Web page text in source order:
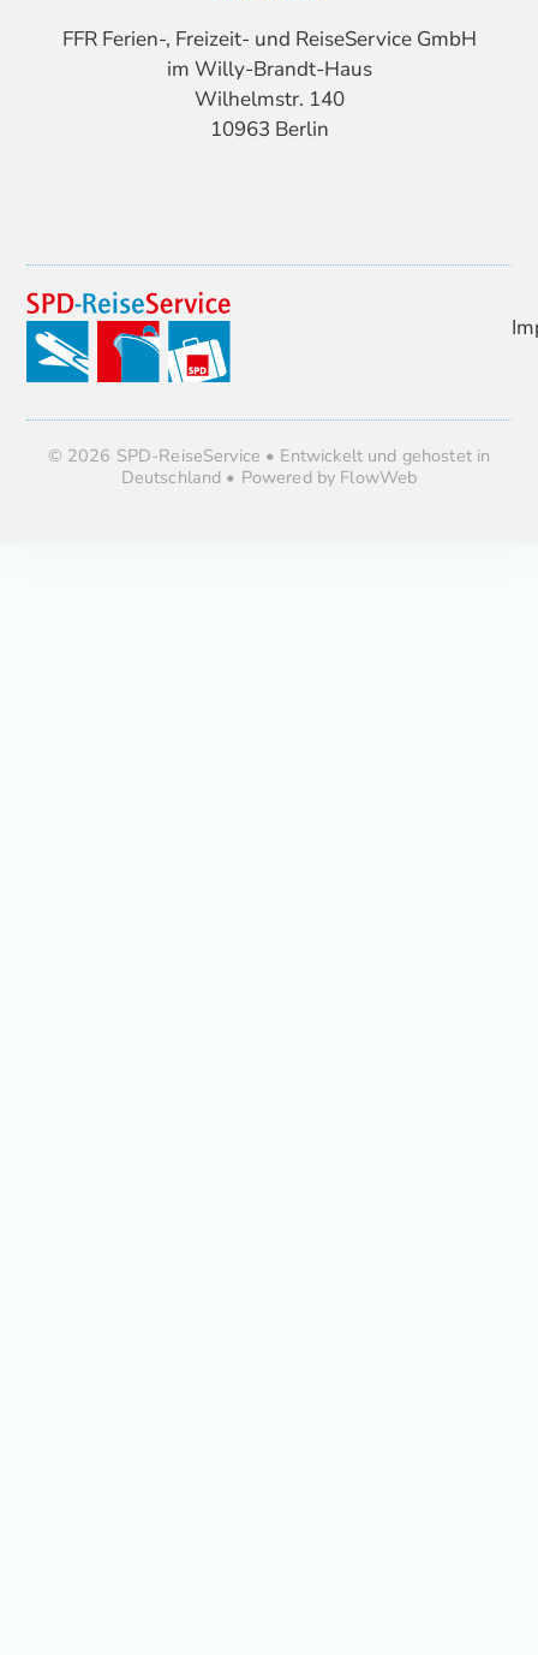
FFR Ferien-, Freizeit- und ReiseService GmbH
im Willy-Brandt-Haus
Wilhelmstr. 140
10963 Berlin
© 2026 SPD-ReiseService • Entwickelt und gehostet in
Deutschland • Powered by FlowWeb